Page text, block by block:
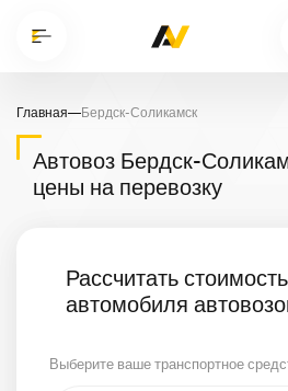
Главная—Бердск-Соликамск
Автовоз Бердск-
цены на перевозку
Рассчитать
автомобиля
Выберите ваше транспортное